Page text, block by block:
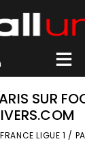
SUR
FRANCE LIGUE 1 /